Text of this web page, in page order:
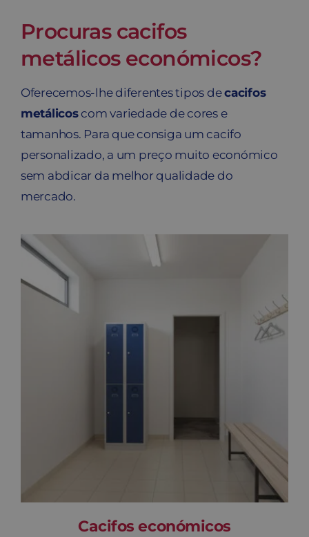
Contato
Carrinho
Procuras cacifos
metálicos económicos?
Oferecemos-lhe diferentes tipos decacifos
metálicoscom variedade de cores e
tamanhos. Para que consiga um cacifo
personalizado, a um preço muito económico
sem abdicar da melhor qualidade do
mercado.
Cacifos económicos